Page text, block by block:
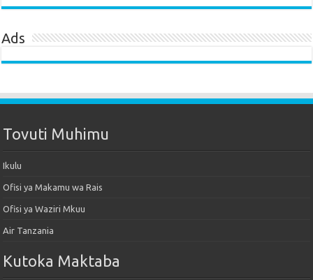
Ads
Tovuti Muhimu
Ikulu
Ofisi ya Makamu wa Rais
Ofisi ya Waziri Mkuu
Air Tanzania
Kutoka Maktaba